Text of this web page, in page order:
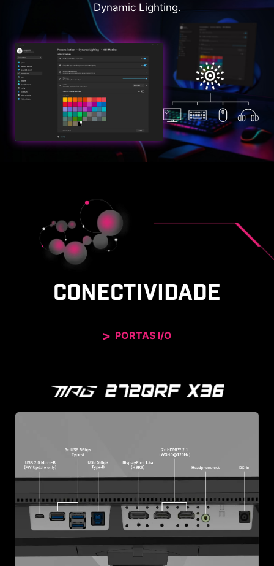
Dynamic Lighting.
CONECTIVIDADE
PORTAS I/O